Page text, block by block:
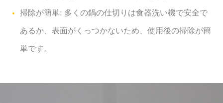
掃除が簡単: 多くの鍋の仕切りは食器洗い機で安全で
あるか、表面がくっつかないため、使用後の掃除が簡
単です。